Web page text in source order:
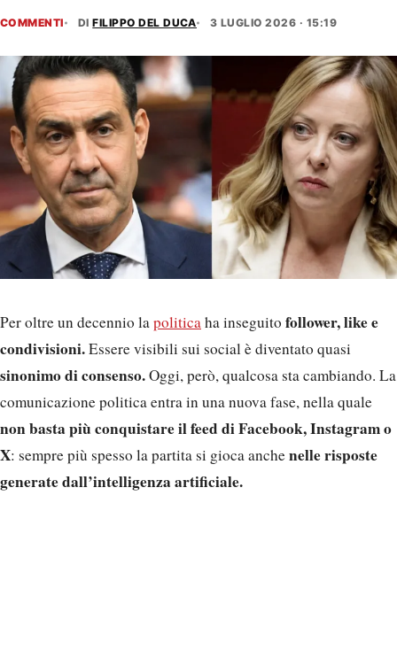
COMMENTI DIFILIPPO DEL DUCA 3 LUGLIO 2026 · 15:19
Per oltre un decennio lapoliticaha inseguito follower, like e
condivisioni.Essere visibili sui social è diventato quasi
sinonimo di consenso.Oggi, però, qualcosa sta cambiando. La
comunicazione politica entra in una nuova fase, nella quale
non basta più conquistare il feed di Facebook, Instagram o
X: sempre più spesso la partita si gioca anchenelle risposte
generate dall’intelligenza artificiale.